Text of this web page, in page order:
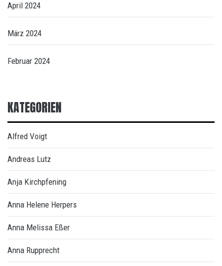
April 2024
März 2024
Februar 2024
KATEGORIEN
Alfred Voigt
Andreas Lutz
Anja Kirchpfening
Anna Helene Herpers
Anna Melissa Eßer
Anna Rupprecht